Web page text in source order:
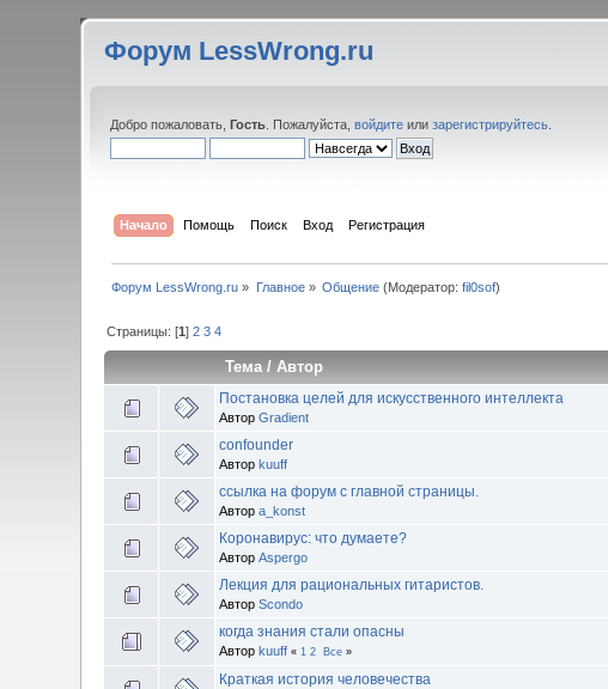
Форум LessWrong.ru
Добро пожаловать,Гость . Пожалуйста,войдите илизарегистрируйтесь
Начало Помощь Поиск Вход Регистрация
Форум LessWrong.ru » Главное» Общение (Модератор:fil0sof)
Страницы: [1]2 3 4
Тема /Автор
Постановка целей для искусственного интеллекта
АвторGradient
confounder
Авторkuuff
ссылка на форум с главной страницы.
Авторa_konst
Коронавирус: что думаете?
АвторAspergo
Лекция для рациональных гитаристов.
АвторScondo
когда знания стали опасны
Авторkuuff « 1 2 Все »
Краткая история человечества